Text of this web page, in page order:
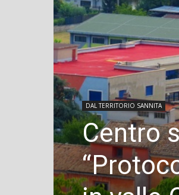
DAL TERRITORIO SANNITA
Centro